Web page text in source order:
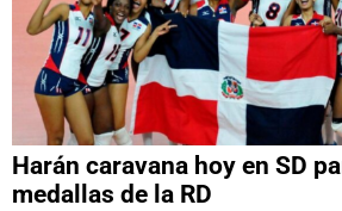
Harán caravana hoy en SD
medallas de la RD